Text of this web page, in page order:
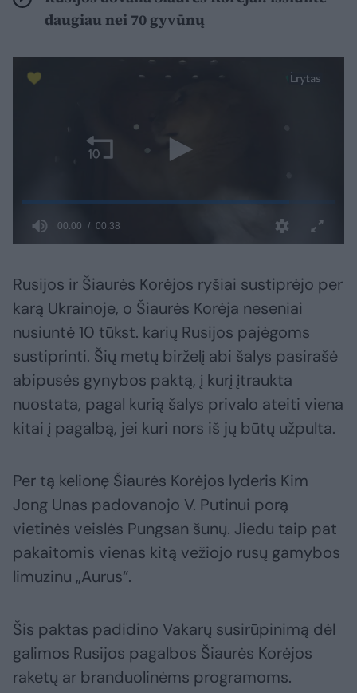
daugiau nei 70 gyvūnų
Rusijos ir Šiaurės Korėjos ryšiai sustiprėjo per
karą Ukrainoje, o Šiaurės Korėja neseniai
nusiuntė 10 tūkst. karių Rusijos pajėgoms
sustiprinti. Šių metų birželį abi šalys pasirašė
abipusės gynybos paktą, į kurį įtraukta
nuostata, pagal kurią šalys privalo ateiti viena
kitai į pagalbą, jei kuri nors iš jų būtų užpulta.
Per tą kelionę Šiaurės Korėjos lyderis Kim
Jong Unas padovanojo V. Putinui porą
vietinės veislės Pungsan šunų. Jiedu taip pat
pakaitomis vienas kitą vežiojo rusų gamybos
limuzinu „Aurus“.
Šis paktas padidino Vakarų susirūpinimą dėl
galimos Rusijos pagalbos Šiaurės Korėjos
raketų ar branduolinėms programoms.